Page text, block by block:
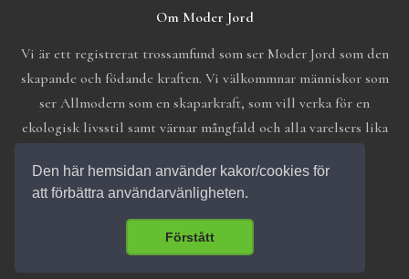
Den här hemsidan använder kakor/cookies för
att förbättra användarvänligheten.
Förstått
Om Moder Jord
Vi är ett registrerat trossamfund som ser Moder Jord som den
skapande och födande kraften. Vi välkommnar människor som
ser Allmodern som en skaparkraft, som vill verka för en
ekologisk livsstil samt värnar mångfald och alla varelsers lika